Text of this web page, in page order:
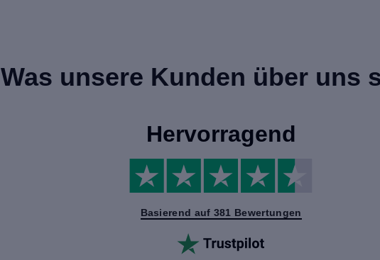
Was unsere Kunden über uns
Hervorragend
Basierend auf 381 Bewertungen